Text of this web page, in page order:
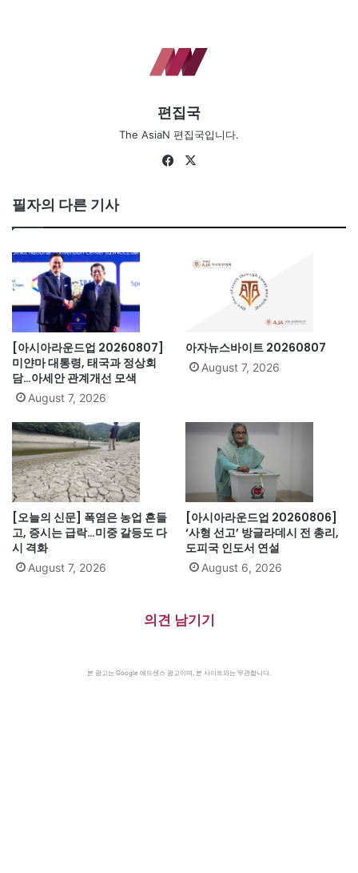
편집국
The AsiaN 편집국입니다.
Fa
필자의 다른 기사
[아시아라운드업 20260807]
미얀마 대통령, 태국과 정상회
담…아세안 관계개선 모색
August 7, 2026
아자뉴스바이트 20260807
August 7, 2026
[오늘의 신문] 폭염은 농업 흔들
고, 증시는 급락…미중 갈등도 다
시 격화
August 7, 2026
[아시아라운드업 20260806]
‘사형 선고’ 방글라데시 전 총리,
도피국 인도서 연설
August 6, 2026
의견 남기기
본 광고는 Google 애드센스 광고이며, 본 사이트와는 무관합니다.